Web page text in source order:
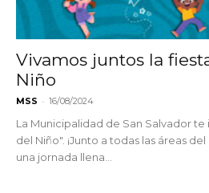
Vivamos juntos la
Niño
MSS - 16/08/2024
La Municipalidad de San Salvador te
del Niño". ¡Junto a todas las áreas
una jornada llena...